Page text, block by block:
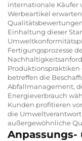
internationale Käufer
Werbeartikel
Einhaltung dieser
Fertigungsprozesse
Produktionspraktiken
betreffen die
Abfallmanagement,
Energieverbrauch
Kunden profitieren
die
außergewöhnliche